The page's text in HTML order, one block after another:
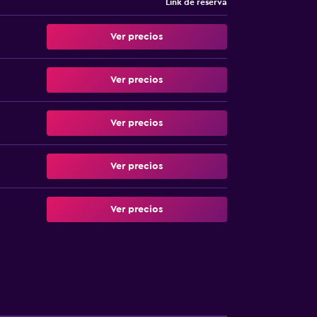
Link de reserva
Ver precios
Ver precios
Ver precios
Ver precios
Ver precios